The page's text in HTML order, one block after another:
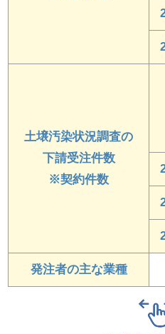
土壌汚染状況調査の
下請受注件数
※契約件数
発注者の主な業種